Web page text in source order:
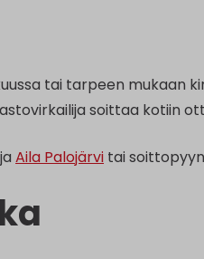
tai tarpeen mukaan
soittaa kotiin
jaAila Palojärvi tai